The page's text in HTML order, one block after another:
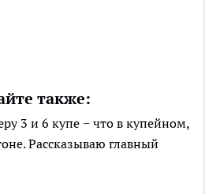
также:
3 и 6 купе − что в купейном,
Рассказываю главный